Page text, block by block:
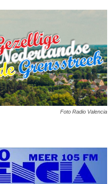
Foto Radio Valencia